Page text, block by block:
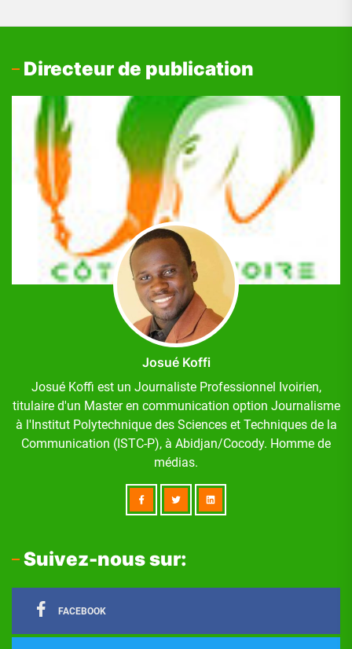
Directeur de publication
Josué Koffi
Josué Koffi est un Journaliste Professionnel Ivoirien,
titulaire d'un Master en communication option Journalisme
à l'Institut Polytechnique des Sciences et Techniques de la
Communication (ISTC-P), à Abidjan/Cocody. Homme de
médias.
Suivez-nous sur:
FACEBOOK